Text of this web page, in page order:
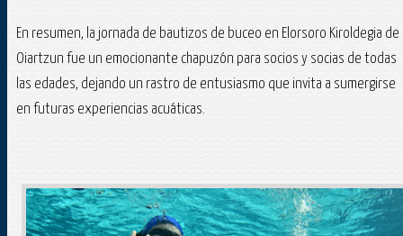
En resumen, la jornada de bautizos de buceo en Elorsoro Kiroldegia de
Oiartzun fue un emocionante chapuzón para socios y socias de todas
las edades, dejando un rastro de entusiasmo que invita a sumergirse
en futuras experiencias acuáticas.